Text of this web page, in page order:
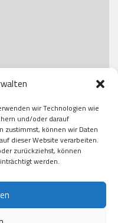
wir Technologien wie
und/oder darauf
zustimmst, können wir Daten
dieser Website verarbeiten.
zurückziehst, können
werden.